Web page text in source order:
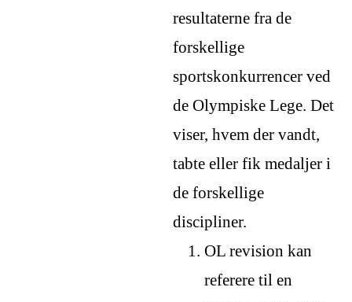
resultaterne fra de
forskellige
sportskonkurrencer ved
de Olympiske Lege. Det
viser, hvem der vandt,
tabte eller fik medaljer i
de forskellige
discipliner.
OL revision kan
referere til en